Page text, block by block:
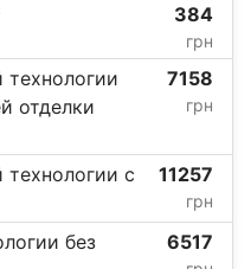
384
грн
отделки
7158
грн
с
11257
грн
без
6517